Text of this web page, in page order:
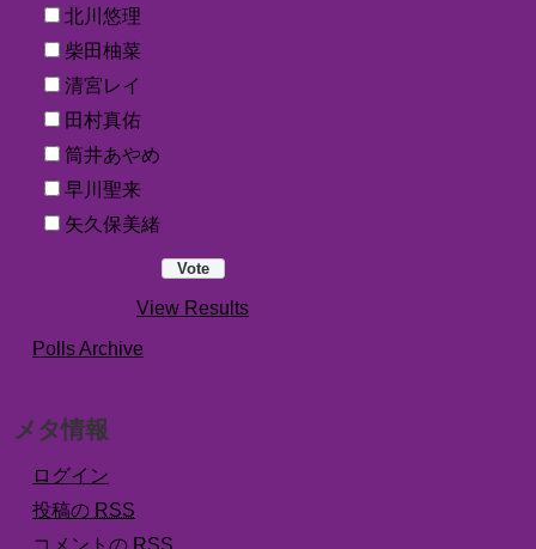
北川悠理
柴田柚菜
清宮レイ
田村真佑
筒井あやめ
早川聖来
矢久保美緒
View Results
Polls Archive
メタ情報
ログイン
投稿の RSS